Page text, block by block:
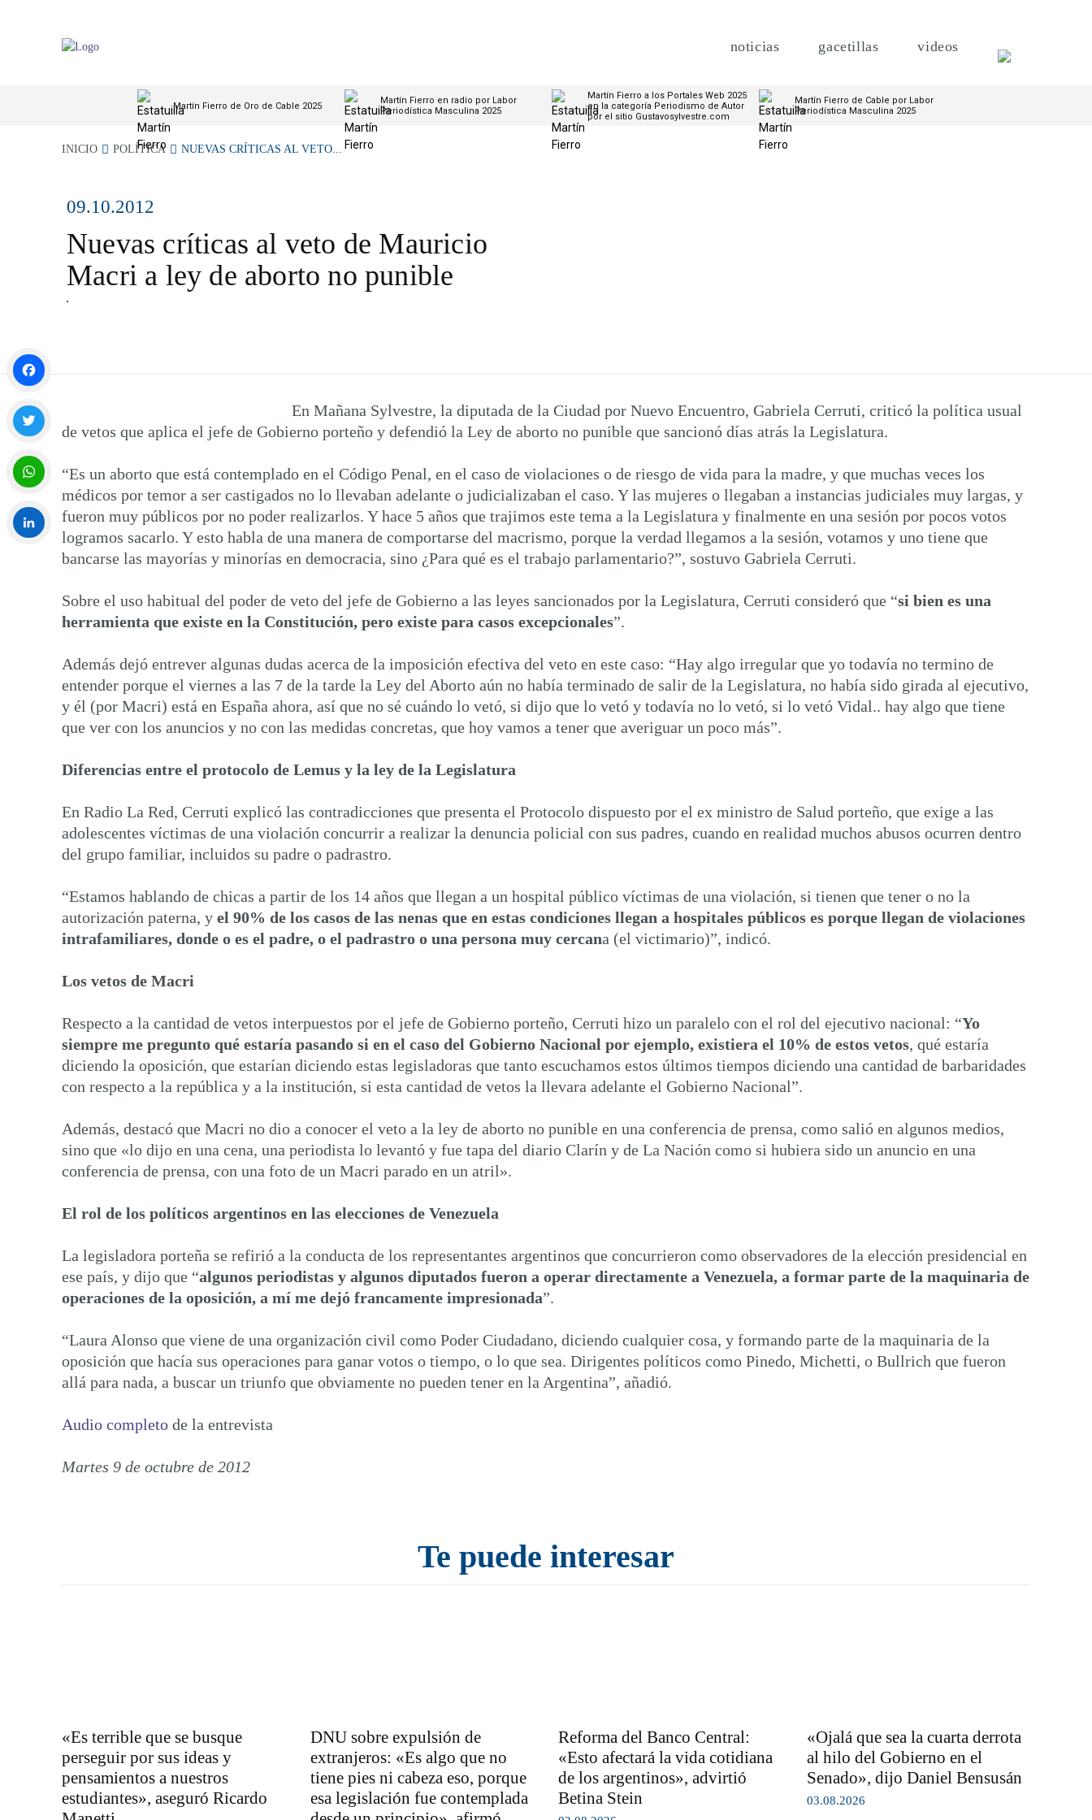
noticias gacetillas videos
Martín Fierro de Oro de Cable 2025
Martín Fierro en radio por Labor
Periodística Masculina 2025
Martín Fierro a los Portales Web 2025
en la categoría Periodismo de Autor
por el sitio Gustavosylvestre.com
Martín Fierro de Cable por Labor
Periodística Masculina 2025
INICIO POLÍTICA NUEVAS CRÍTICAS AL VETO...
09.10.2012
Nuevas críticas al veto de Mauricio
Macri a ley de aborto no punible
En Mañana Sylvestre, la diputada de la Ciudad por Nuevo Encuentro, Gabriela Cerruti, criticó la política usual
de vetos que aplica el jefe de Gobierno porteño y defendió la Ley de aborto no punible que sancionó días atrás la Legislatura.
“Es un aborto que está contemplado en el Código Penal, en el caso de violaciones o de riesgo de vida para la madre, y que muchas veces los
médicos por temor a ser castigados no lo llevaban adelante o judicializaban el caso. Y las mujeres o llegaban a instancias judiciales muy largas, y
fueron muy públicos por no poder realizarlos. Y hace 5 años que trajimos este tema a la Legislatura y finalmente en una sesión por pocos votos
logramos sacarlo. Y esto habla de una manera de comportarse del macrismo, porque la verdad llegamos a la sesión, votamos y uno tiene que
bancarse las mayorías y minorías en democracia, sino ¿Para qué es el trabajo parlamentario?”, sostuvo Gabriela Cerruti.
Sobre el uso habitual del poder de veto del jefe de Gobierno a las leyes sancionados por la Legislatura, Cerruti consideró que “si bien es una
herramienta que existe en la Constitución, pero existe para casos excepcionales”.
Además dejó entrever algunas dudas acerca de la imposición efectiva del veto en este caso: “Hay algo irregular que yo todavía no termino de
entender porque el viernes a las 7 de la tarde la Ley del Aborto aún no había terminado de salir de la Legislatura, no había sido girada al ejecutivo,
y él (por Macri) está en España ahora, así que no sé cuándo lo vetó, si dijo que lo vetó y todavía no lo vetó, si lo vetó Vidal.. hay algo que tiene
que ver con los anuncios y no con las medidas concretas, que hoy vamos a tener que averiguar un poco más”.
Diferencias entre el protocolo de Lemus y la ley de la Legislatura
En Radio La Red, Cerruti explicó las contradicciones que presenta el Protocolo dispuesto por el ex ministro de Salud porteño, que exige a las
adolescentes víctimas de una violación concurrir a realizar la denuncia policial con sus padres, cuando en realidad muchos abusos ocurren dentro
del grupo familiar, incluidos su padre o padrastro.
“Estamos hablando de chicas a partir de los 14 años que llegan a un hospital público víctimas de una violación, si tienen que tener o no la
autorización paterna, y el 90% de los casos de las nenas que en estas condiciones llegan a hospitales públicos es porque llegan de violaciones
intrafamiliares, donde o es el padre, o el padrastro o una persona muy cercana (el victimario)”, indicó.
Los vetos de Macri
Respecto a la cantidad de vetos interpuestos por el jefe de Gobierno porteño, Cerruti hizo un paralelo con el rol del ejecutivo nacional: “Yo
siempre me pregunto qué estaría pasando si en el caso del Gobierno Nacional por ejemplo, existiera el 10% de estos vetos, qué estaría
diciendo la oposición, que estarían diciendo estas legisladoras que tanto escuchamos estos últimos tiempos diciendo una cantidad de barbaridades
con respecto a la república y a la institución, si esta cantidad de vetos la llevara adelante el Gobierno Nacional”.
Además, destacó que Macri no dio a conocer el veto a la ley de aborto no punible en una conferencia de prensa, como salió en algunos medios,
sino que «lo dijo en una cena, una periodista lo levantó y fue tapa del diario Clarín y de La Nación como si hubiera sido un anuncio en una
conferencia de prensa, con una foto de un Macri parado en un atril».
El rol de los políticos argentinos en las elecciones de Venezuela
La legisladora porteña se refirió a la conducta de los representantes argentinos que concurrieron como observadores de la elección presidencial en
ese país, y dijo que “algunos periodistas y algunos diputados fueron a operar directamente a Venezuela, a formar parte de la maquinaria de
operaciones de la oposición, a mí me dejó francamente impresionada”.
“Laura Alonso que viene de una organización civil como Poder Ciudadano, diciendo cualquier cosa, y formando parte de la maquinaria de la
oposición que hacía sus operaciones para ganar votos o tiempo, o lo que sea. Dirigentes políticos como Pinedo, Michetti, o Bullrich que fueron
allá para nada, a buscar un triunfo que obviamente no pueden tener en la Argentina”, añadió.
Audio completo de la entrevista
Martes 9 de octubre de 2012
Te puede interesar
«Es terrible que se busque
perseguir por sus ideas y
pensamientos a nuestros
estudiantes», aseguró Ricardo
DNU sobre expulsión de
extranjeros: «Es algo que no
tiene pies ni cabeza eso, porque
esa legislación fue contemplada
Reforma del Banco Central:
«Esto afectará la vida cotidiana
de los argentinos», advirtió
Betina Stein
«Ojalá que sea la cuarta derrota
al hilo del Gobierno en el
Senado», dijo Daniel Bensusán
03.08.2026
Facebook
Twitter
WhatsApp